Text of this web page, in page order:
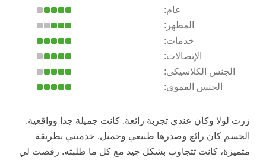
عام:
المظهر:
خدمات:
الإتصالات:
الجنس الكلاسيكي:
الجنس الفموي:
زرت لولا وكان عندي تجربة رائعة. كانت جميلة جدا وواقعية.
الجسم كان رائع وصدرها طبيعي وجميل. خدمتني بطريقة
متميزة، كانت تتجاوب بشكل جيد مع كل ما طلبته. رقصت لي